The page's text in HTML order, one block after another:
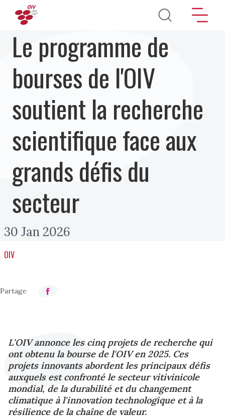
Aller au contenu principal
Le programme de
bourses de l'OIV
soutient la recherche
scientifique face aux
grands défis du
secteur
30 Jan 2026
OIV
L'OIV annonce les cinq projets de recherche qui
ont obtenu la bourse de l'OIV en 2025. Ces
projets innovants abordent les principaux défis
auxquels est confronté le secteur vitivinicole
mondial, de la durabilité et du changement
climatique à l'innovation technologique et à la
résilience de la chaîne de valeur.